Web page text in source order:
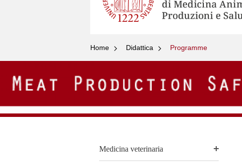
Home Didattica Programme
Medicina veterinaria
to